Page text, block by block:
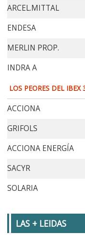
ARCEL.MITTAL
ENDESA
MERLIN PROP.
INDRA A
LOS PEORES DEL IBEX
ACCIONA
GRIFOLS
ACCIONA ENERGÍA
SACYR
SOLARIA
LAS + LEIDAS